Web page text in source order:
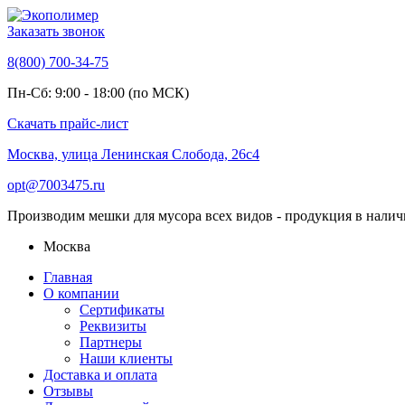
Заказать звонок
8(800) 700-34-75
Пн-Сб: 9:00 - 18:00 (по МСК)
Скачать прайс-лист
Москва, улица Ленинская Слобода, 26с4
opt@7003475.ru
Производим мешки для мусора всех видов - продукция в
Москва
Главная
О компании
Сертификаты
Реквизиты
Партнеры
Наши клиенты
Доставка и оплата
Отзывы